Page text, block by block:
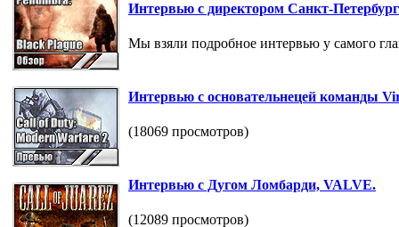
Интервью с директором Санкт-
Мы взяли подробное интервью у самого
Интервью с основательнецей команды
(18069 просмотров)
Интервью с Дугом Ломбарди, VALVE.
(12089 просмотров)